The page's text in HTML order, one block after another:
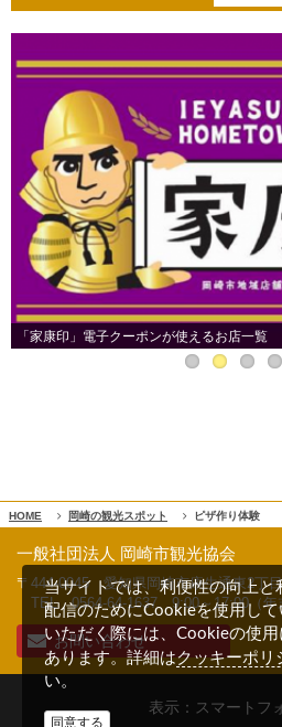
「家康印」電子クーポンが使えるお店一覧
HOME 岡崎の観光スポット ピザ作り体験
一般社団法人 岡崎市観光協会
〒444-0045 愛知県岡崎市康生通東2丁
TEL 0564-64-1637 9:00～17:00（年
お問い合わせ
表示：スマートフ
当サイトでは、利便性の向上と
配信のためにCookieを使用し
いただく際には、Cookieの使
あります。詳細はクッキーポリ
い。
同意する